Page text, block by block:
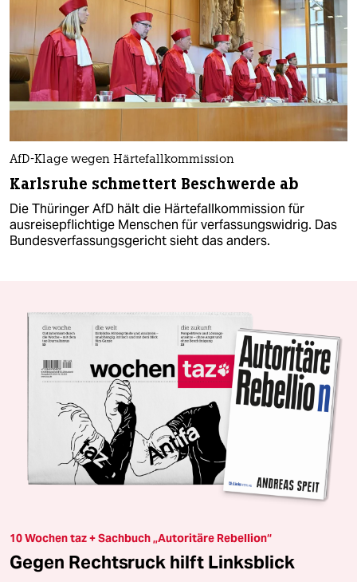
AfD-Klage wegen Härtefallkommission
Karlsruhe schmettert Beschwerde ab
Die Thüringer AfD hält die Härtefallkommission für
ausreisepflichtige Menschen für verfassungswidrig. Das
Bundesverfassungsgericht sieht das anders.
10 Wochen taz + Sachbuch „Autoritäre Rebellion“
Gegen Rechtsruck hilft Linksblick